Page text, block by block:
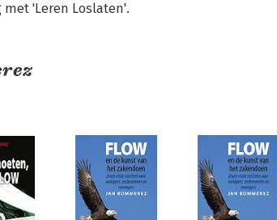
'Leren Loslaten'.